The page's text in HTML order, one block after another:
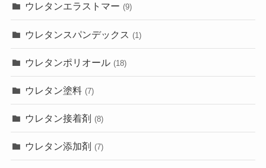
ウレタンエラストマー (9)
ウレタンスパンデックス (1)
ウレタンポリオール (18)
ウレタン塗料 (7)
ウレタン接着剤 (8)
ウレタン添加剤 (7)